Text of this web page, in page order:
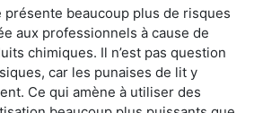
présente beaucoup plus de risques
aux professionnels à cause de
chimiques. Il n’est pas question
car les punaises de lit y
Ce qui amène à utiliser des